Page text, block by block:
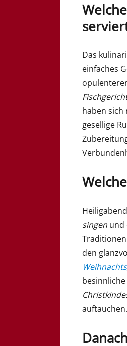
Das
einfaches
haben sich
gesellige
singen und
den
auftauchen.